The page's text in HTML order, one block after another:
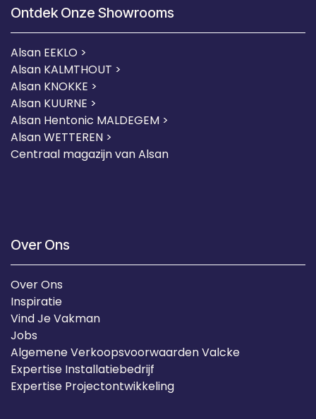
Ontdek Onze Showrooms
Alsan EEKLO >
Alsan KALMTHOUT >
Alsan KNOKKE >
Alsan KUURNE >
Alsan Hentonic MALDEGEM >
Alsan WETTEREN >
Centraal magazijn van Alsan
Over Ons
Over Ons
Inspiratie
Vind Je Vakman
Jobs
Algemene Verkoopsvoorwaarden Valcke
Expertise Installatiebedrijf
Expertise Projectontwikkeling